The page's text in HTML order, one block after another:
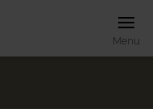
Menu